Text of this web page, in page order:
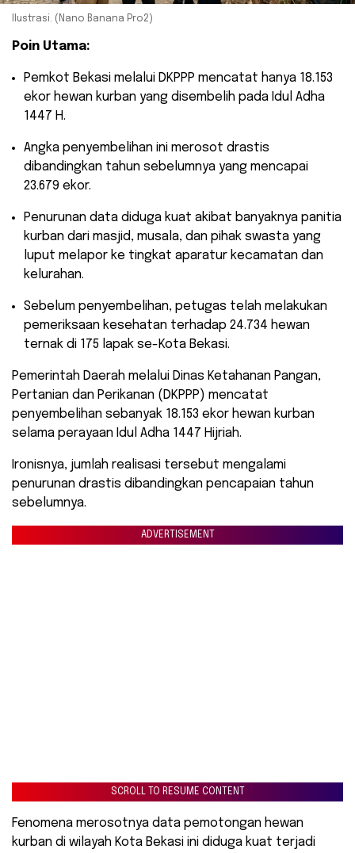
Ilustrasi. (Nano Banana Pro2)
Poin Utama:
​Pemkot Bekasi melalui DKPPP mencatat hanya 18.153
ekor hewan kurban yang disembelih pada Idul Adha
1447 H.
​Angka penyembelihan ini merosot drastis
dibandingkan tahun sebelumnya yang mencapai
23.679 ekor.
​Penurunan data diduga kuat akibat banyaknya panitia
kurban dari masjid, musala, dan pihak swasta yang
luput melapor ke tingkat aparatur kecamatan dan
kelurahan.
​Sebelum penyembelihan, petugas telah melakukan
pemeriksaan kesehatan terhadap 24.734 hewan
ternak di 175 lapak se-Kota Bekasi.
​Pemerintah Daerah melalui Dinas Ketahanan Pangan,
Pertanian dan Perikanan (DKPPP) mencatat
penyembelihan sebanyak 18.153 ekor hewan kurban
selama perayaan Idul Adha 1447 Hijriah.
Ironisnya, jumlah realisasi tersebut mengalami
penurunan drastis dibandingkan pencapaian tahun
sebelumnya.
ADVERTISEMENT
SCROLL TO RESUME CONTENT
Fenomena merosotnya data pemotongan hewan
kurban di wilayah Kota Bekasi ini diduga kuat terjadi